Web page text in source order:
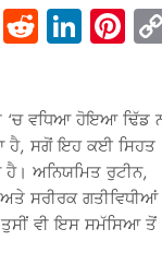
X Reddit
‘ਚ ਵਧਿਆ ਹੋਇਆ ਢਿੱਡ
ਹੈ, ਸਗੋਂ ਇਹ ਕਈ ਸਿਹਤ
ਹੈ। ਅਨਿਯਮਿਤ ਰੁਟੀਨ,
ਸਰੀਰਕ ਗਤੀਵਿਧੀਆਂ
ਵੀ ਇਸ ਸਮੱਸਿਆ ਤੋਂ